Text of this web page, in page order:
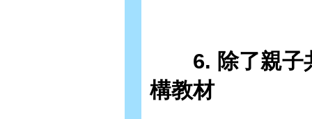
6. 除了親子共
構教材